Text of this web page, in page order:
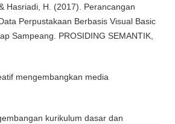
Hasriadi, H. (2017). Perancangan
Perpustakaan Berbasis Visual Basic
Sampeang. PROSIDING SEMANTIK,
mengembangkan media
kurikulum dasar dan